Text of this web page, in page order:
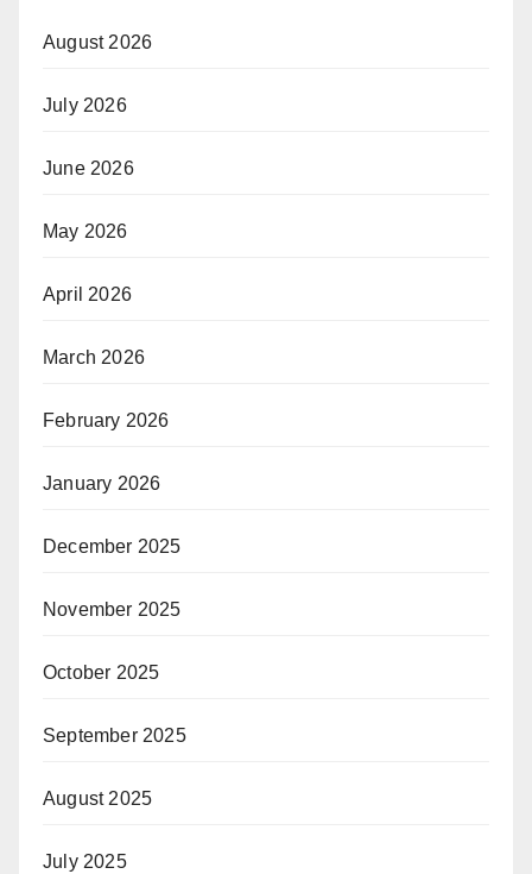
August 2026
July 2026
June 2026
May 2026
April 2026
March 2026
February 2026
January 2026
December 2025
November 2025
October 2025
September 2025
August 2025
July 2025